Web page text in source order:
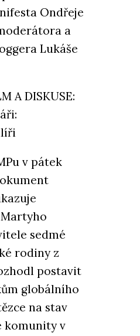
Ondřeje
a
Lukáše
A DISKUSE:
v pátek
sedmé
rodiny z
postavit
globálního
na stav
komunity v